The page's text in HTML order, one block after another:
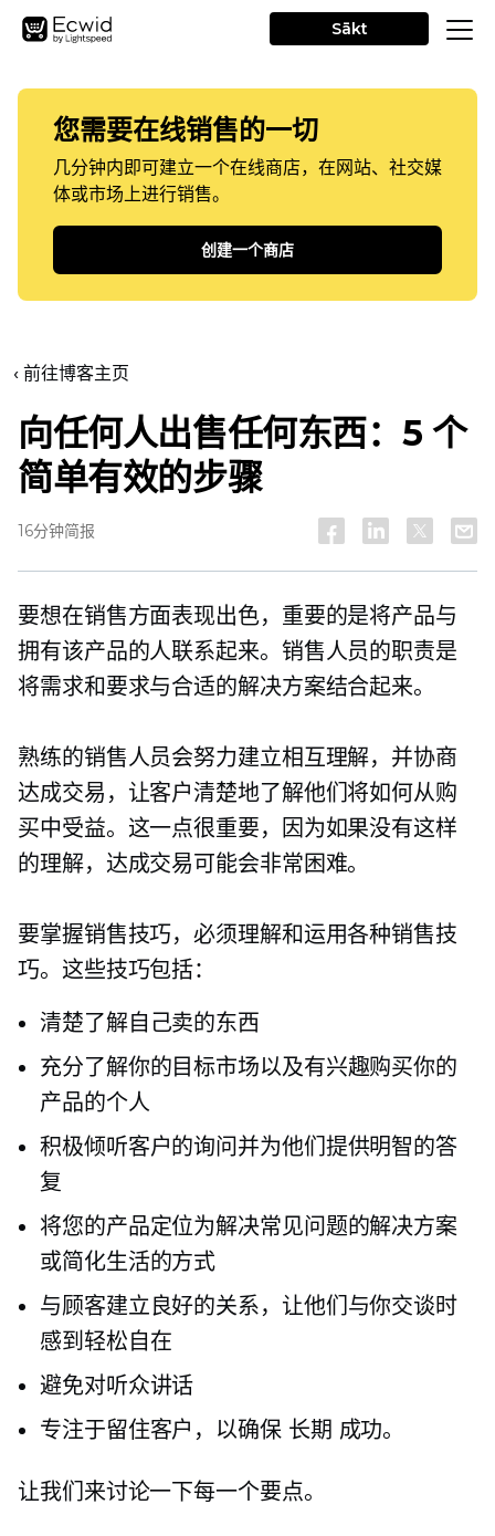
Sākt
您需要在线销售的一切
几分钟内即可建立一个在线商店，在网站、社交媒
体或市场上进行销售。
创建一个商店
‹ 前往博客主页
向任何人出售任何东西：5 个
简单有效的步骤
16分钟简报
要想在销售方面表现出色，重要的是将产品与
拥有该产品的人联系起来。销售人员的职责是
将需求和要求与合适的解决方案结合起来。
熟练的销售人员会努力建立相互理解，并协商
达成交易，让客户清楚地了解他们将如何从购
买中受益。这一点很重要，因为如果没有这样
的理解，达成交易可能会非常困难。
要掌握销售技巧，必须理解和运用各种销售技
巧。这些技巧包括：
清楚了解自己卖的东西
充分了解你的目标市场以及有兴趣购买你的
产品的个人
积极倾听客户的询问并为他们提供明智的答
复
将您的产品定位为解决常见问题的解决方案
或简化生活的方式
与顾客建立良好的关系，让他们与你交谈时
感到轻松自在
避免对听众讲话
专注于留住客户，以确保 长期 成功。
让我们来讨论一下每一个要点。